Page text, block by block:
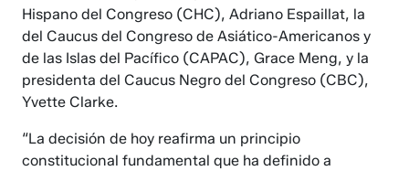
Hispano del Congreso (CHC), Adriano Espaillat, la
del Caucus del Congreso de Asiático-Americanos y
de las Islas del Pacífico (CAPAC), Grace Meng, y la
presidenta del Caucus Negro del Congreso (CBC),
Yvette Clarke.
“La decisión de hoy reafirma un principio
constitucional fundamental que ha definido a